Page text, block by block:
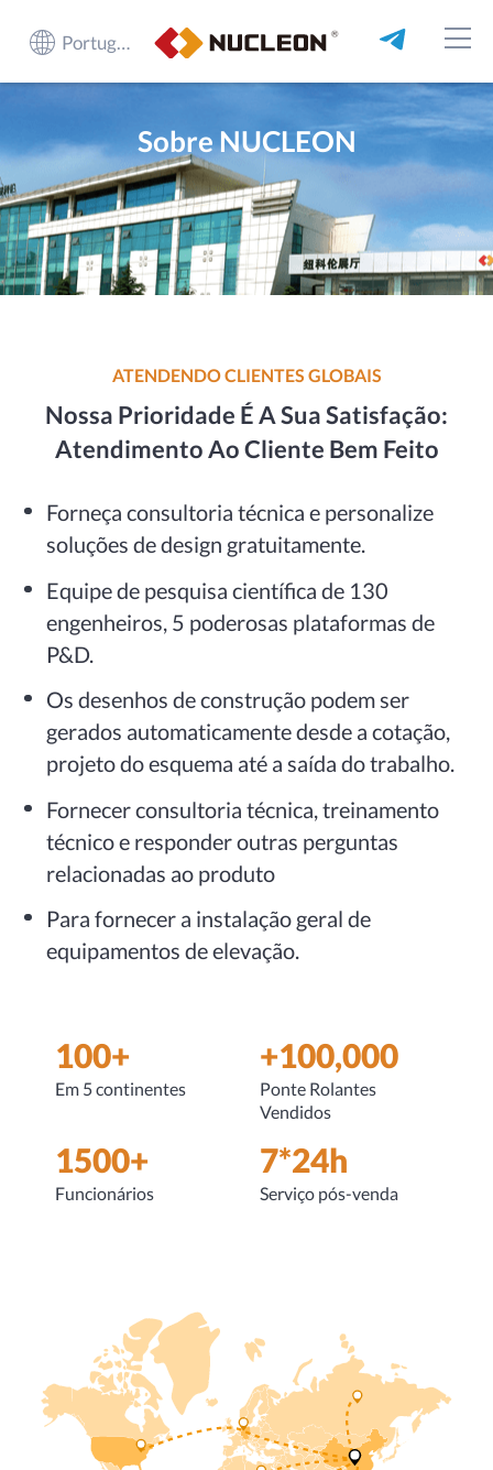
Português do Brasil
Sobre NUCLEON
ATENDENDO CLIENTES GLOBAIS
Nossa Prioridade É A Sua Satisfação:
Atendimento Ao Cliente Bem Feito
Forneça consultoria técnica e personalize
soluções de design gratuitamente.
Equipe de pesquisa científica de 130
engenheiros, 5 poderosas plataformas de
P&D.
Os desenhos de construção podem ser
gerados automaticamente desde a cotação,
projeto do esquema até a saída do trabalho.
Fornecer consultoria técnica, treinamento
técnico e responder outras perguntas
relacionadas ao produto
Para fornecer a instalação geral de
equipamentos de elevação.
100+
Em 5 continentes
+100,000
Ponte Rolantes
Vendidos
1500+
Funcionários
7*24h
Serviço pós-venda